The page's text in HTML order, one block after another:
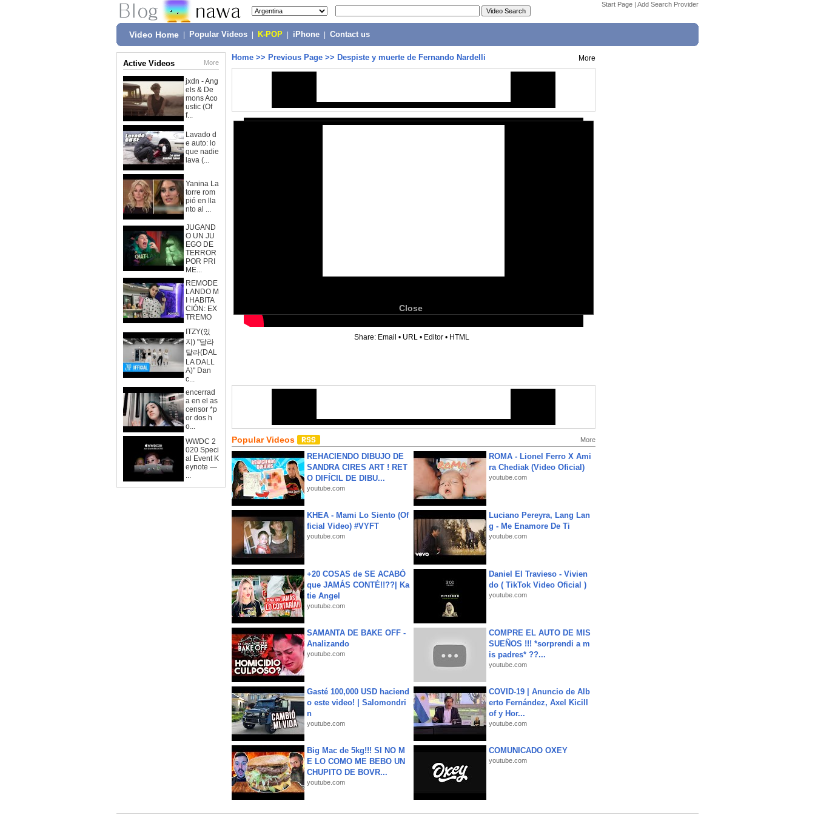
Start Page | Add Search Provider
Video Home Popular Videos K-POP iPhone Contact us
Active Videos More
jxdn - Ang
els & De
mons Aco
ustic (Of
f...
Lavado d
e auto: lo
que nadie
lava (...
Yanina La
torre rom
pió en lla
nto al ...
JUGAND
O UN JU
EGO DE
TERROR
POR PRI
ME...
REMODE
LANDO M
I HABITA
CIÓN: EX
TREMO
ITZY(있
지) "달라
달라(DAL
LA DALL
A)" Dan
c...
encerrad
a en el as
censor *p
or dos h
o...
WWDC 2
020 Speci
al Event K
eynote —
...
Home >> Previous Page >> Despiste y muerte de Fernando Nardelli More
Close
Share: Email • URL • Editor • HTML
Popular Videos More
REHACIENDO DIBUJO DE
SANDRA CIRES ART ! RET
O DIFÍCIL DE DIBU...
youtube.com
ROMA - Lionel Ferro X Ami
ra Chediak (Video Oficial)
youtube.com
KHEA - Mami Lo Siento (Of
ficial Video) #VYFT
youtube.com
Luciano Pereyra, Lang Lan
g - Me Enamore De Ti
youtube.com
+20 COSAS de SE ACABÓ
que JAMÁS CONTÉ!!??| Ka
tie Angel
youtube.com
Daniel El Travieso - Vivien
do ( TikTok Video Oficial )
youtube.com
SAMANTA DE BAKE OFF -
Analizando
youtube.com
COMPRE EL AUTO DE MIS
SUEÑOS !!! *sorprendi a m
is padres* ??...
youtube.com
Gasté 100,000 USD haciend
o este video! | Salomondri
n
youtube.com
COVID-19 | Anuncio de Alb
erto Fernández, Axel Kicill
of y Hor...
youtube.com
Big Mac de 5kg!!! SI NO M
E LO COMO ME BEBO UN
CHUPITO DE BOVR...
youtube.com
COMUNICADO OXEY
youtube.com